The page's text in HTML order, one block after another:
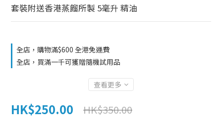
套裝附送香港蒸餾所製 5毫升 精油
全店，購物滿$600 全港免運費
全店，買滿一千可獲贈隨機試用品
查看更多
HK$250.00 HK$350.00